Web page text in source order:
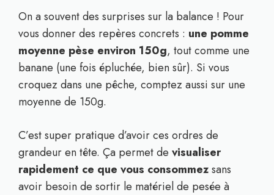
On a souvent des surprises sur la balance ! Pour
vous donner des repères concrets : une pomme
moyenne pèse environ 150g, tout comme une
banane (une fois épluchée, bien sûr). Si vous
croquez dans une pêche, comptez aussi sur une
moyenne de 150g.
C’est super pratique d’avoir ces ordres de
grandeur en tête. Ça permet de visualiser
rapidement ce que vous consommezsans
avoir besoin de sortir le matériel de pesée à